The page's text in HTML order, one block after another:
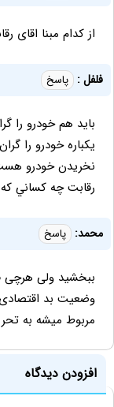
از کدام مبنا اقای
فلفل : پاسخ
بايد هم خودرو را
يكباره خودرو را
نخريدن خودرو هست
رقابت چه كساني كه
محمد: پاسخ
ببخشید ولی
وضعیت بد اقتصادی
مربوط میشه به
افزودن دیدگاه